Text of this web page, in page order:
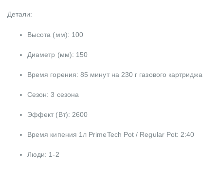
Детали:
Высота (мм): 100
Диаметр (мм): 150
Время горения: 85 минут на 230 г газового картриджа
Сезон: 3 сезона
Эффект (Вт): 2600
Время кипения 1л PrimeTech Pot / Regular Pot: 2:40
Люди: 1-2